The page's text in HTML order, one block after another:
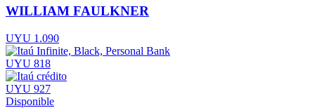
WILLIAM FAULKNER
UYU 1.090
UYU 818
UYU 927
Disponible